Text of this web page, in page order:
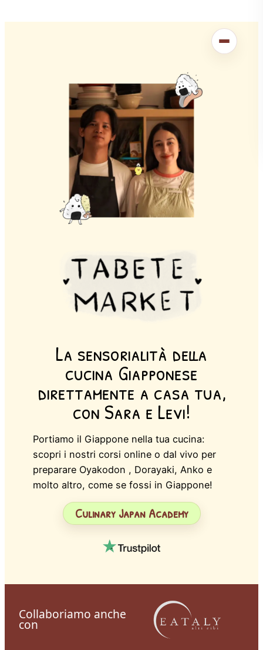
La sensorialità della
cucina Giapponese
direttamente a casa tua,
con Sara e Levi!
Portiamo il Giappone nella tua cucina:
scopri i nostri corsi online o dal vivo per
preparare Oyakodon , Dorayaki, Anko e
molto altro, come se fossi in Giappone!
Culinary Japan Academy
Collaboriamo anche
con